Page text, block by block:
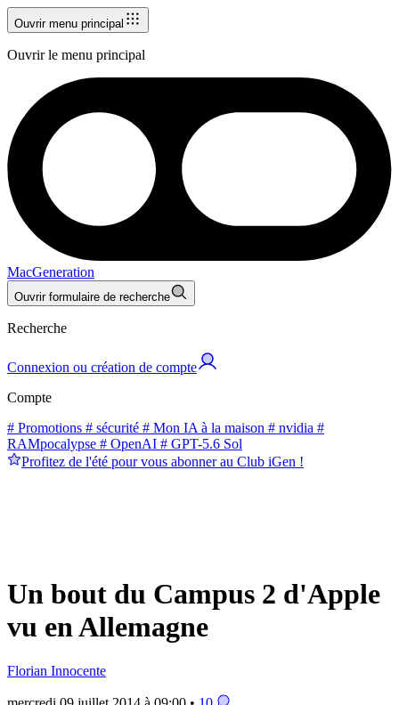
Ouvrir menu principal
Ouvrir le menu principal
MacGeneration
Ouvrir formulaire de recherche
Recherche
Connexion ou création de compte
Compte
# Promotions # sécurité # Mon IA à la maison # nvidia #
RAMpocalypse # OpenAI # GPT-5.6 Sol
Profitez de l'été pour vous abonner au Club iGen !
Un bout du Campus 2 d'Apple
vu en Allemagne
Florian Innocente